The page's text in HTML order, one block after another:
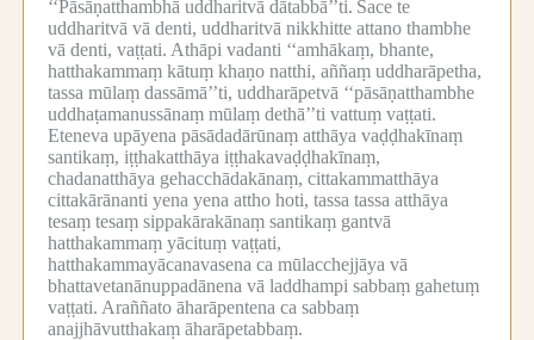
‘‘Pāsāṇatthambhā uddharitvā dātabbā’’ti. Sace te
uddharitvā vā denti, uddharitvā nikkhitte attano thambhe
vā denti, vaṭṭati. Athāpi vadanti ‘‘amhākaṃ, bhante,
hatthakammaṃ kātuṃ khaṇo natthi, aññaṃ uddharāpetha,
tassa mūlaṃ dassāmā’’ti, uddharāpetvā ‘‘pāsāṇatthambhe
uddhaṭamanussānaṃ mūlaṃ dethā’’ti vattuṃ vaṭṭati.
Eteneva upāyena pāsādadārūnaṃ atthāya vaḍḍhakīnaṃ
santikaṃ, iṭṭhakatthāya iṭṭhakavaḍḍhakīnaṃ,
chadanatthāya gehacchādakānaṃ, cittakammatthāya
cittakārānanti yena yena attho hoti, tassa tassa atthāya
tesaṃ tesaṃ sippakārakānaṃ santikaṃ gantvā
hatthakammaṃ yācituṃ vaṭṭati,
hatthakammayācanavasena ca mūlacchejjāya vā
bhattavetanānuppadānena vā laddhampi sabbaṃ gahetuṃ
vaṭṭati. Araññato āharāpentena ca sabbaṃ
anajjhāvutthakaṃ āharāpetabbaṃ.